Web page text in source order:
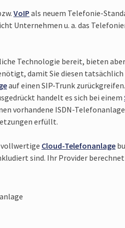
VoIP als neuem Telefonie-
Unter­nehmen u. a. das
Techno­logie bereit, bieten
damit Sie diesen tatsäch­lich
auf einen SIP-Trunk zurück­greifen.
handelt es sich bei einem
vorhan­dene ISDN-Telefon­anlage
erfüllt.
voll­wertige Cloud-Telefon­anlage
sind. Ihr Provider